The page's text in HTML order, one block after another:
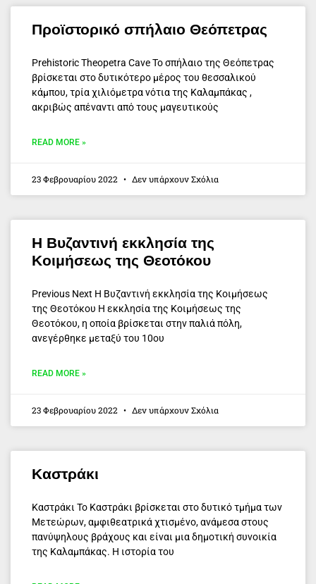
Προϊστορικό σπήλαιο Θεόπετρας
Prehistoric Theopetra Cave Το σπήλαιο της Θεόπετρας
βρίσκεται στο δυτικότερο μέρος του θεσσαλικού
κάμπου, τρία χιλιόμετρα νότια της Καλαμπάκας ,
ακριβώς απέναντι από τους μαγευτικούς
READ MORE »
23 Φεβρουαρίου 2022 Δεν υπάρχουν Σχόλια
Η Βυζαντινή εκκλησία της
Κοιμήσεως της Θεοτόκου
Previous Next Η Βυζαντινή εκκλησία της Κοιμήσεως
της Θεοτόκου Η εκκλησία της Κοιμήσεως της
Θεοτόκου, η οποία βρίσκεται στην παλιά πόλη,
ανεγέρθηκε μεταξύ του 10ου
READ MORE »
23 Φεβρουαρίου 2022 Δεν υπάρχουν Σχόλια
Καστράκι
Καστράκι Το Καστράκι βρίσκεται στο δυτικό τμήμα των
Μετεώρων, αμφιθεατρικά χτισμένο, ανάμεσα στους
πανύψηλους βράχους και είναι μια δημοτική συνοικία
της Καλαμπάκας. Η ιστορία του